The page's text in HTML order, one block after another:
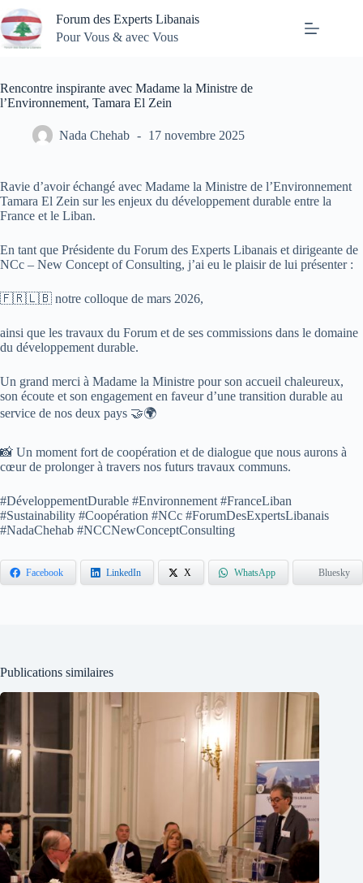
Passer
au
contenu
Forum des Experts Libanais
Pour Vous & avec Vous
Rencontre inspirante avec Madame la Ministre de
l’Environnement, Tamara El Zein
Nada Chehab 17 novembre 2025
Ravie d’avoir échangé avec Madame la Ministre de l’Environnement
Tamara El Zein sur les enjeux du développement durable entre la
France et le Liban.
En tant que Présidente du Forum des Experts Libanais et dirigeante de
NCc – New Concept of Consulting, j’ai eu le plaisir de lui présenter :
🇫🇷🇱🇧 notre colloque de mars 2026,
ainsi que les travaux du Forum et de ses commissions dans le domaine
du développement durable.
Un grand merci à Madame la Ministre pour son accueil chaleureux,
son écoute et son engagement en faveur d’une transition durable au
service de nos deux pays 🤝🌍
📸 Un moment fort de coopération et de dialogue que nous aurons à
cœur de prolonger à travers nos futurs travaux communs.
#DéveloppementDurable #Environnement #FranceLiban
#Sustainability #Coopération #NCc #ForumDesExpertsLibanais
#NadaChehab #NCCNewConceptConsulting
Facebook LinkedIn X WhatsApp Bluesky
Publications similaires